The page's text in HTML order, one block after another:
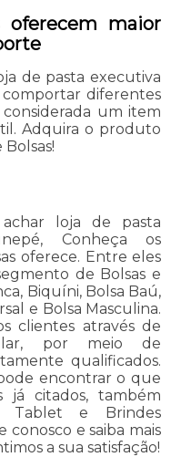
oferecem maior
de pasta executiva
diferentes
um item
Adquira o produto
loja de pasta
Conheça os
oferece. Entre eles
de Bolsas e
Biquíni, Bolsa Baú,
e Bolsa Masculina.
clientes através de
por meio de
qualificados.
encontrar o que
já citados, também
Tablet e Brindes
conosco e saiba mais
a sua satisfação!